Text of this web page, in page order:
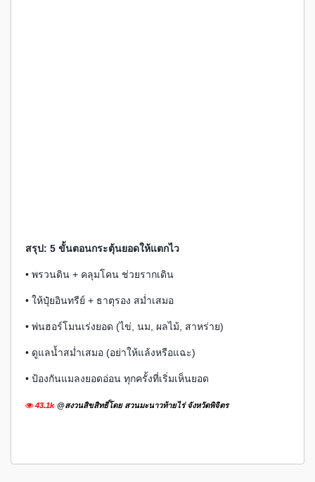
สรุป: 5 ขั้นตอนกระตุ้นยอดให้แตกไว
• พรวนดิน + คลุมโคน ช่วยรากเดิน
• ให้ปุ๋ยอินทรีย์ + ธาตุรอง สม่ำเสมอ
• พ่นฮอร์โมนเร่งยอด (ไข่, นม, ผลไม้, สาหร่าย)
• ดูแลน้ำสม่ำเสมอ (อย่าให้แล้งหรือแฉะ)
• ป้องกันแมลงยอดอ่อน ทุกครั้งที่เริ่มเห็นยอด
43.1k @สงวนสิขสิทธิ์โดย สวนมะนาวท้ายไร่ จังหวัดพิจิตร